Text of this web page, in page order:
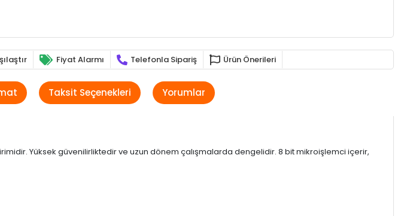
Fiyat Alarmı Telefonla Sipariş Ürün Önerileri
Taksit Seçenekleri Yorumlar
birimidir. Yüksek güvenilirliktedir ve uzun dönem çalışmalarda dengelidir. 8 bit mikroişlemci içerir,